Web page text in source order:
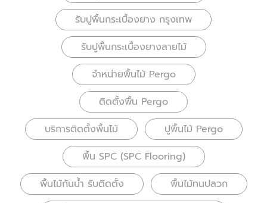
รับปูพื้นกระเบื้องยาง กรุงเทพ
รับปูพื้นกระเบื้องยางลายไม้
จำหน่ายพื้นไม้ Pergo
ติดตั้งพื้น Pergo
บริการติดตั้งพื้นไม้
ปูพื้นไม้ Pergo
พื้น SPC (SPC Flooring)
พื้นไม้กันน้ำ รับติดตั้ง
พื้นไม้ทนปลวก